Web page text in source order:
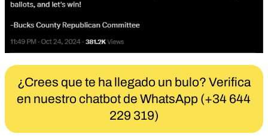
¿Crees que te ha llegado un bulo? Verifica
en nuestro chatbot de WhatsApp (+34 644
229 319)